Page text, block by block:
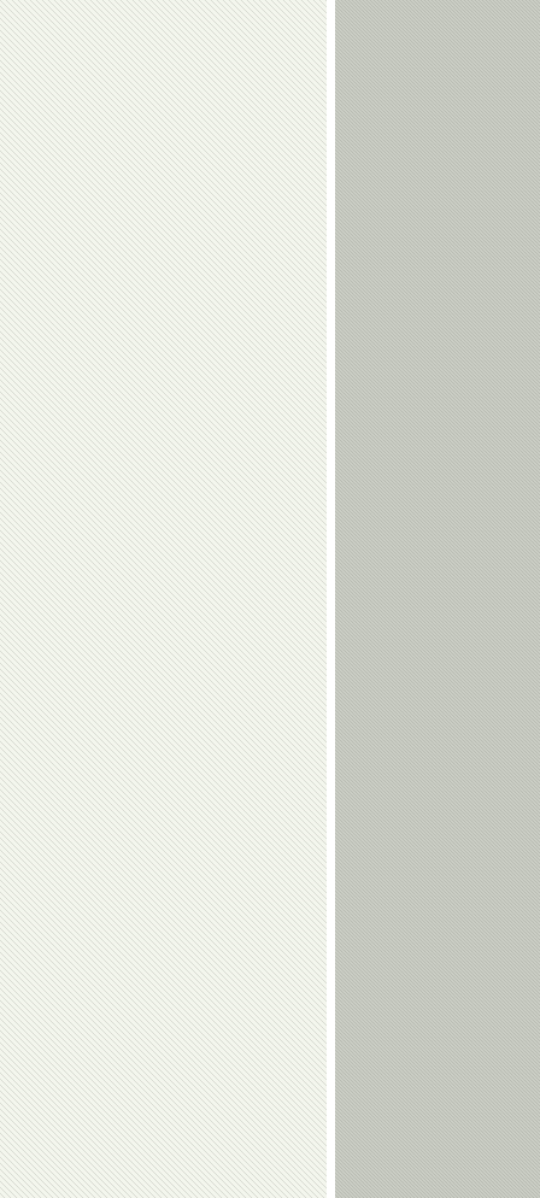
Ангелина
Мельникова
Виктория
Комова
Владимир
Юрзинов-
старший
Анжела
Фоменко
Сергей
Соловейчик
Дзамболат
Тедеев
Алексей
Свирин
Николай
Макаров
Людмила
Марунова
Алексей
Козин
Ольга
Булгакова
Владимир
Белов
Евгений
Архипов
Максим
Храмцов
Арсен
Фадзаев
Умар
Кремлев